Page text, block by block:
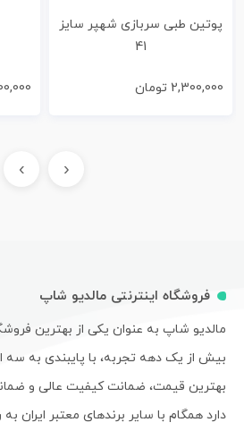
پوتین طبی سربازی شهپر سایز
41
2,300,000 تومان
‹
›
فروشگاه اینترنتی مالدیو شاپ
مالدیو شاپ به عنوان یکی از بهترین
بیش از یک دهه تجربه، با پایبندی به
بهترین قیمت، ضمانت کیفیت عالی و
دارد همگام با سایر برندهای معتبر ایران